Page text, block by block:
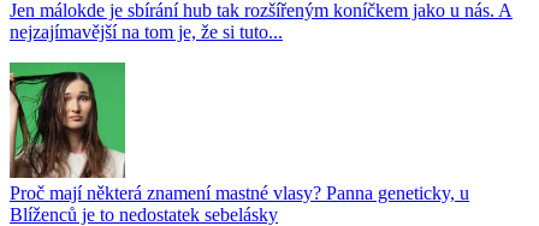
Jen málokde je sbírání hub tak rozšířeným koníčkem jako u nás. A
nejzajímavější na tom je, že si tuto...
Proč mají některá znamení mastné vlasy? Panna geneticky, u
Blíženců je to nedostatek sebelásky